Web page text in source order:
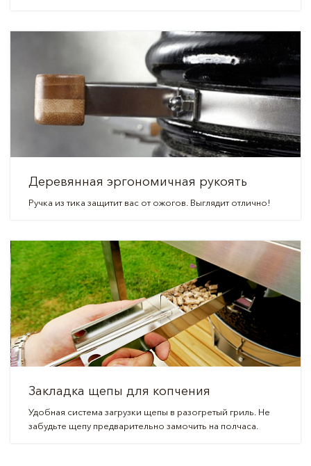
Деревянная эргономичная рукоять
Ручка из тика защитит вас от ожогов. Выглядит отлично!
Закладка щепы для копчения
Удобная система загрузки щепы в разогретый гриль. Не
забудьте щепу предварительно замочить на полчаса.